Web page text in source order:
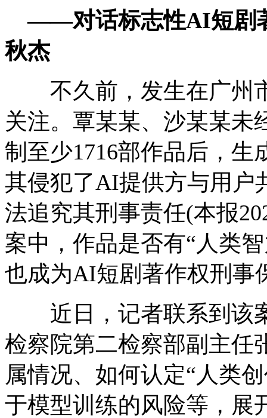
——对话标志性AI短剧
秋杰
不久前，发生在广州
关注。覃某某、沙某某未
制至少1716部作品后，
其侵犯了AI提供方与用户
法追究其刑事责任(本报
案中，作品是否有“人类
也成为AI短剧著作权刑事
近日，记者联系到该
检察院第二检察部副主任
属情况、如何认定“人类
于模型训练的风险等，展